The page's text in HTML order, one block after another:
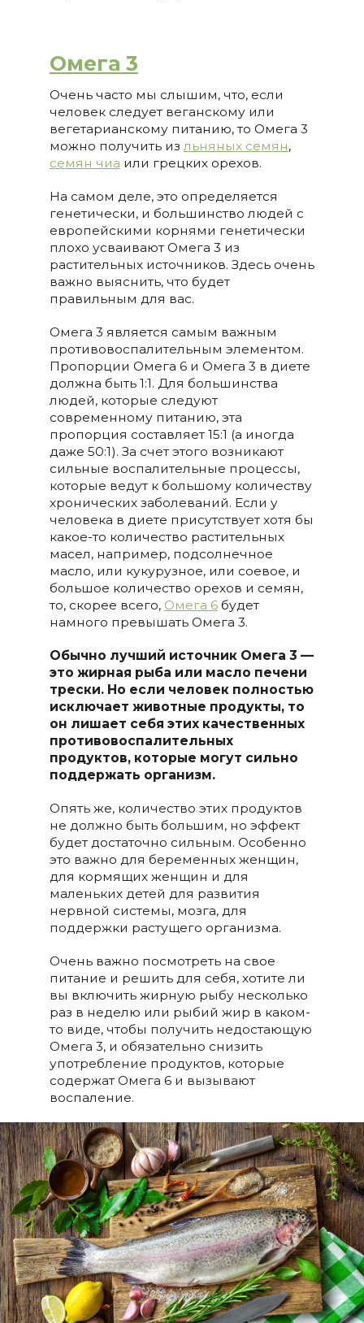
Омега 3
Очень часто мы слышим, что, если
человек следует веганскому или
вегетарианскому питанию, то Омега 3
можно получить из льняных семян,
семян чиа или грецких орехов.
На самом деле, это определяется
генетически, и большинство людей с
европейскими корнями генетически
плохо усваивают Омега 3 из
растительных источников. Здесь очень
важно выяснить, что будет
правильным для вас.
Омега 3 является самым важным
противовоспалительным элементом.
Пропорции Омега 6 и Омега 3 в диете
должна быть 1:1. Для большинства
людей, которые следуют
современному питанию, эта
пропорция составляет 15:1 (а иногда
даже 50:1). За счет этого возникают
сильные воспалительные процессы,
которые ведут к большому количеству
хронических заболеваний. Если у
человека в диете присутствует хотя бы
какое-то количество растительных
масел, например, подсолнечное
масло, или кукурузное, или соевое, и
большое количество орехов и семян,
то, скорее всего, Омега 6будет
намного превышать Омега 3.
Обычно лучший источник Омега 3 —
это жирная рыба или масло печени
трески. Но если человек полностью
исключает животные продукты, то
он лишает себя этих качественных
противовоспалительных
продуктов, которые могут сильно
поддержать организм.
Опять же, количество этих продуктов
не должно быть большим, но эффект
будет достаточно сильным. Особенно
это важно для беременных женщин,
для кормящих женщин и для
маленьких детей для развития
нервной системы, мозга, для
поддержки растущего организма.
Очень важно посмотреть на свое
питание и решить для себя, хотите ли
вы включить жирную рыбу несколько
раз в неделю или рыбий жир в каком-
то виде, чтобы получить недостающую
Омега 3, и обязательно снизить
употребление продуктов, которые
содержат Омега 6 и вызывают
воспаление.